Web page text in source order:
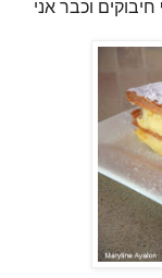
וכבר אני